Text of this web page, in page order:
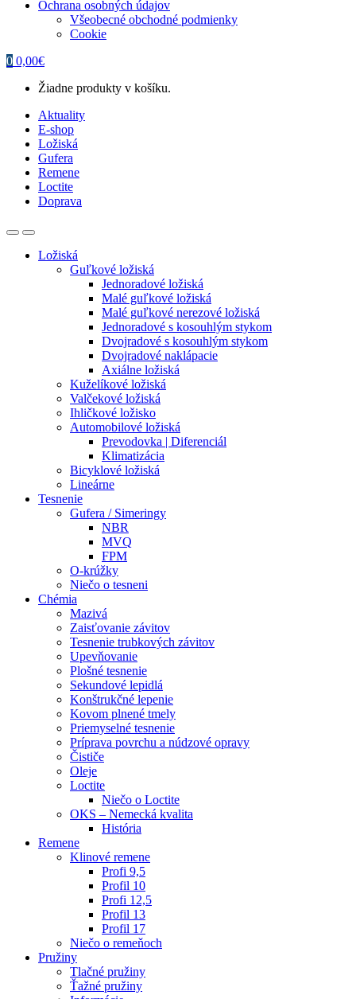
Ochrana osobných údajov
Všeobecné obchodné podmienky
Cookie
0 0,00€
Žiadne produkty v košíku.
Aktuality
E-shop
Ložiská
Gufera
Remene
Loctite
Doprava
Ložiská
Guľkové ložiská
Jednoradové ložiská
Malé guľkové ložiská
Malé guľkové nerezové ložiská
Jednoradové s kosouhlým stykom
Dvojradové s kosouhlým stykom
Dvojradové naklápacie
Axiálne ložiská
Kuželíkové ložiská
Valčekové ložiská
Ihličkové ložisko
Automobilové ložiská
Prevodovka | Diferenciál
Klimatizácia
Bicyklové ložiská
Lineárne
Tesnenie
Gufera / Simeringy
NBR
MVQ
FPM
O-krúžky
Niečo o tesneni
Chémia
Mazivá
Zaisťovanie závitov
Tesnenie trubkových závitov
Upevňovanie
Plošné tesnenie
Sekundové lepidlá
Konštrukčné lepenie
Kovom plnené tmely
Priemyselné tesnenie
Príprava povrchu a núdzové opravy
Čističe
Oleje
Loctite
Niečo o Loctite
OKS – Nemecká kvalita
História
Remene
Klinové remene
Profi 9,5
Profil 10
Profi 12,5
Profil 13
Profil 17
Niečo o remeňoch
Pružiny
Tlačné pružiny
Ťažné pružiny